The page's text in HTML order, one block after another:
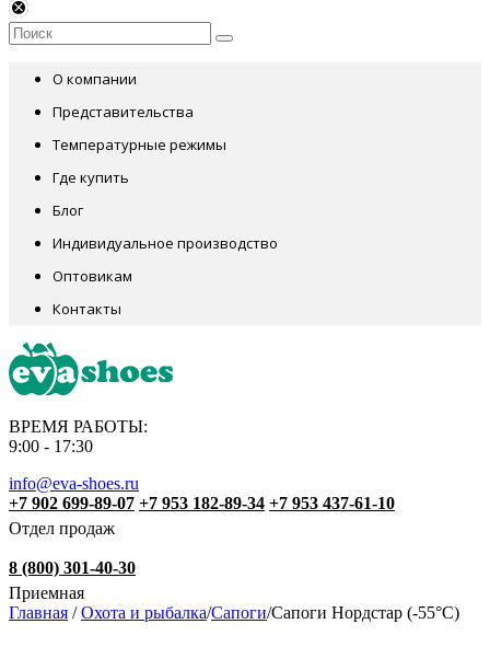
О компании
Представительства
Температурные режимы
Где купить
Блог
Индивидуальное производство
Оптовикам
Контакты
ВРЕМЯ РАБОТЫ:
9:00 - 17:30
info@eva-shoes.ru
+7 902 699-89-07 +7 953 182-89-34 +7 953 437-61-10
Отдел продаж
8 (800) 301-40-30
Приемная
Главная / Охота и рыбалка/Сапоги/Сапоги Нордстар (-55°С)